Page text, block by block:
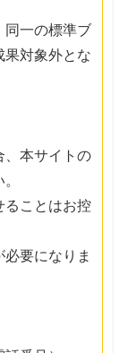
一の標準ブ
果対象外とな
、本サイトの
ことはお控
要になりま